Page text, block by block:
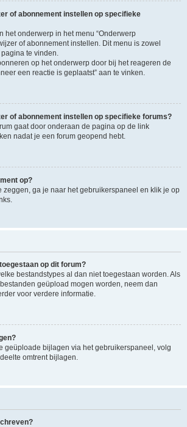
of abonnement instellen op specifieke
het onderwerp in het menu “Onderwerp
of abonnement instellen. Dit menu is zowel
te vinden.
op het onderwerp door bij het reageren de
een reactie is geplaatst” aan te vinken.
of abonnement instellen op specifieke forums?
gaat door onderaan de pagina op de link
nadat je een forum geopend hebt.
op?
zeggen, ga je naar het gebruikerspaneel en klik je op
op dit forum?
bestandstypes al dan niet toegestaan worden. Als
geüpload mogen worden, neem dan
voor verdere informatie.
geüploade bijlagen via het gebruikerspaneel, volg
omtrent bijlagen.